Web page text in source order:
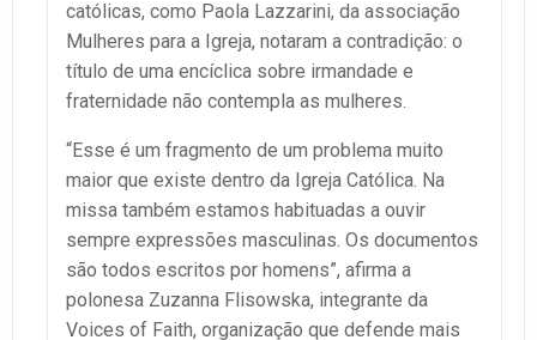
católicas, como Paola Lazzarini, da associação
Mulheres para a Igreja, notaram a contradição: o
título de uma encíclica sobre irmandade e
fraternidade não contempla as mulheres.
“Esse é um fragmento de um problema muito
maior que existe dentro da Igreja Católica. Na
missa também estamos habituadas a ouvir
sempre expressões masculinas. Os documentos
são todos escritos por homens”, afirma a
polonesa Zuzanna Flisowska, integrante da
Voices of Faith, organização que defende mais